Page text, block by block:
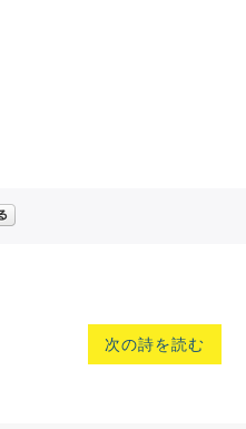
次の詩を読む